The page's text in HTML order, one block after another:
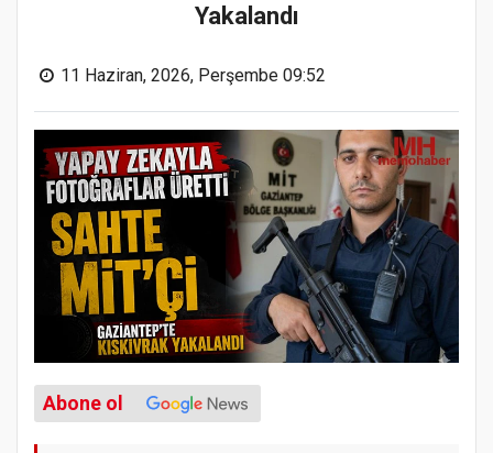
Yakalandı
11 Haziran, 2026, Perşembe 09:52
Abone ol